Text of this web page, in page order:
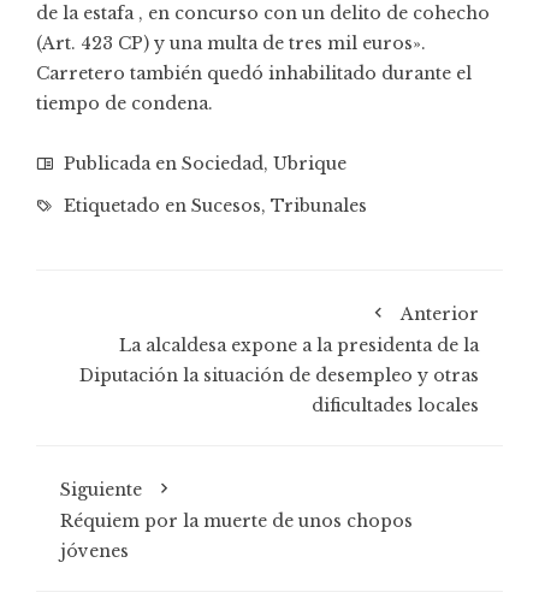
de la estafa , en concurso con un delito de cohecho
(Art. 423 CP) y una multa de tres mil euros».
Carretero también quedó inhabilitado durante el
tiempo de condena.
Publicada en Sociedad, Ubrique
Etiquetado en Sucesos, Tribunales
Anterior
La alcaldesa expone a la presidenta de la
Diputación la situación de desempleo y otras
dificultades locales
Siguiente
Réquiem por la muerte de unos chopos
jóvenes